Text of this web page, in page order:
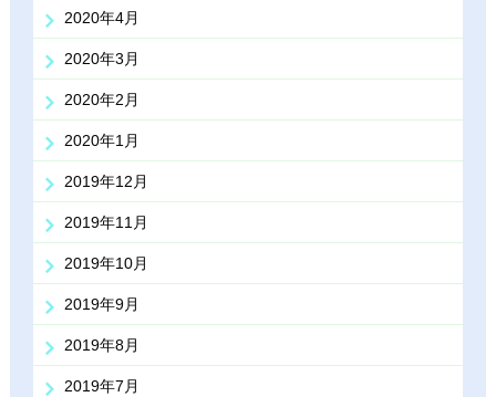
2020年4月
2020年3月
2020年2月
2020年1月
2019年12月
2019年11月
2019年10月
2019年9月
2019年8月
2019年7月